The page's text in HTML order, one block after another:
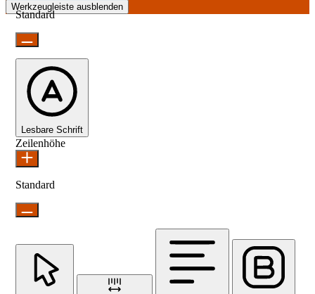
Werkzeugleiste ausblenden
Standard
Lesbare Schrift
Zeilenhöhe
Standard